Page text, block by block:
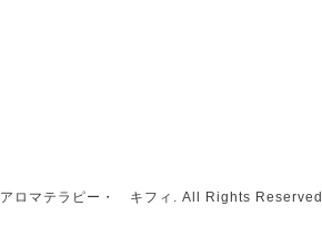
アロマテラピー・ キフィ . All Rights Reserved.